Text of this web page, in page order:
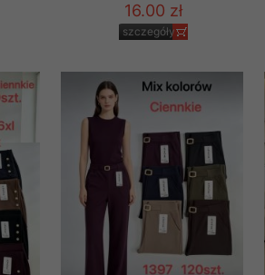
16.00 zł
szczegóły
naszej oferty do
internetowej
na komputerze
zgodę. Dotyczy to w
przez nas linka
i nowościach w